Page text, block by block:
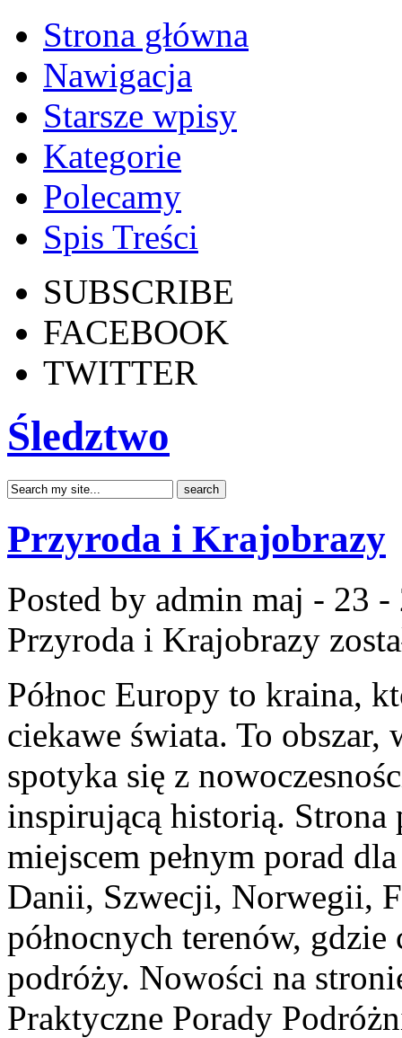
Strona główna
Nawigacja
Starsze wpisy
Kategorie
Polecamy
Spis Treści
SUBSCRIBE
FACEBOOK
TWITTER
Śledztwo
Przyroda i Krajobrazy
Posted by admin maj - 23 -
Przyroda i Krajobrazy
Północ Europy to kraina,
ciekawe świata. To
spotyka się z
inspirującą historią. Strona
miejscem pełnym porad
Danii, Szwecji, Norwegii,
północnych terenów,
podróży. Nowości na
Praktyczne Porady